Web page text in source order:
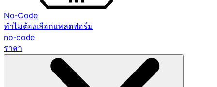
No-Code
ทำไมต้องเลือกแพลตฟอร์ม
no-code
ราคา